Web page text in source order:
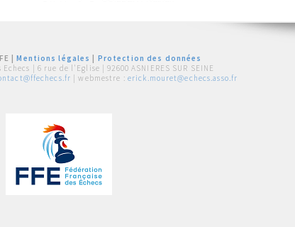
|Mentions légales
Protection des données
| 6 rue de l'Eglise | 92600 ASNIERES SUR SEINE
| webmestre : erick.mouret@echecs.asso.fr